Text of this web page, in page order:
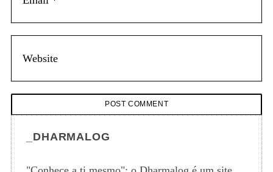
_DHARMALOG